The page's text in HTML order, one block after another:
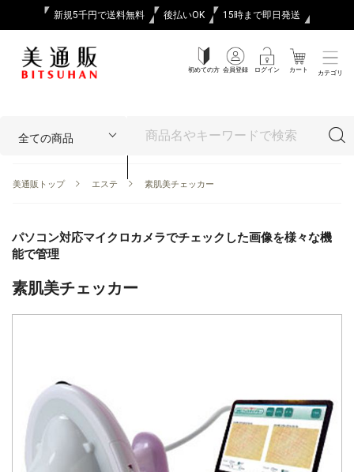
新規5千円で送料無料 後払いOK 15時まで即日発送
初めての方 会員登録 ログイン カート カテゴリ
美通販トップ エステ 素肌美チェッカー
パソコン対応マイクロカメラでチェックした画像を様々な機
能で管理
素肌美チェッカー